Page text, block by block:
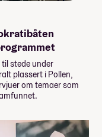
stede under
plassert i Pollen,
om temaer som